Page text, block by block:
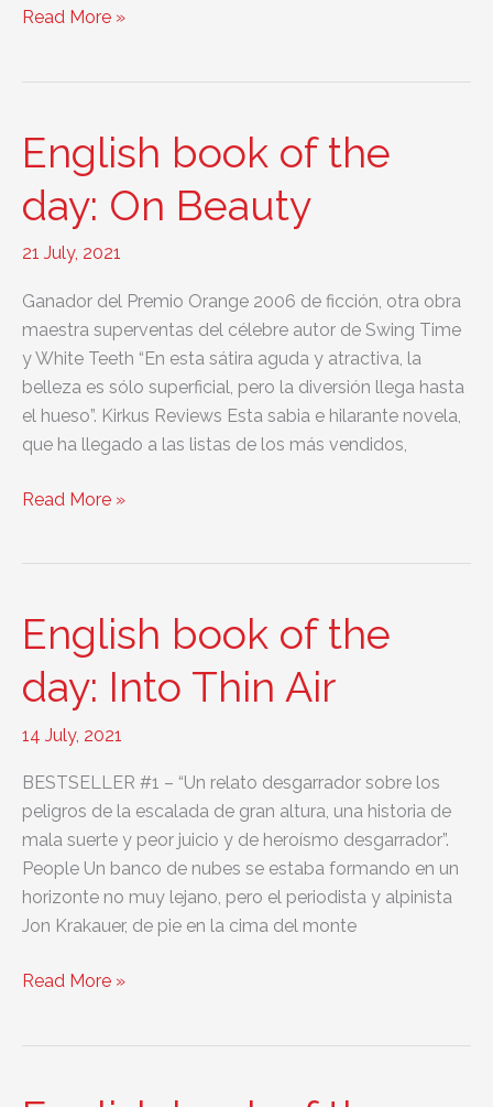
English
Angels
and
Demons
Read More »
English book of the
day: On Beauty
21 July, 2021
Ganador del Premio Orange 2006 de ficción, otra obra
maestra superventas del célebre autor de Swing Time
y White Teeth “En esta sátira aguda y atractiva, la
belleza es sólo superficial, pero la diversión llega hasta
el hueso”. Kirkus Reviews Esta sabia e hilarante novela,
que ha llegado a las listas de los más vendidos,
English
On
Beauty
Read More »
English book of the
day: Into Thin Air
14 July, 2021
BESTSELLER #1 – “Un relato desgarrador sobre los
peligros de la escalada de gran altura, una historia de
mala suerte y peor juicio y de heroísmo desgarrador”.
People Un banco de nubes se estaba formando en un
horizonte no muy lejano, pero el periodista y alpinista
Jon Krakauer, de pie en la cima del monte
English
Read More »